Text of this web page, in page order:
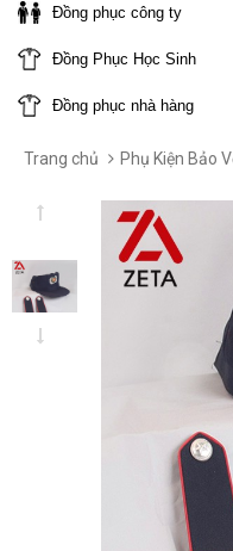
Đồng phục công ty
Đồng Phục Học Sinh
Đồng phục nhà hàng
Trang chủ Phụ Kiện Bảo